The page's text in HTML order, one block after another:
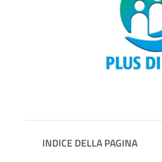
INDICE DELLA PAGINA